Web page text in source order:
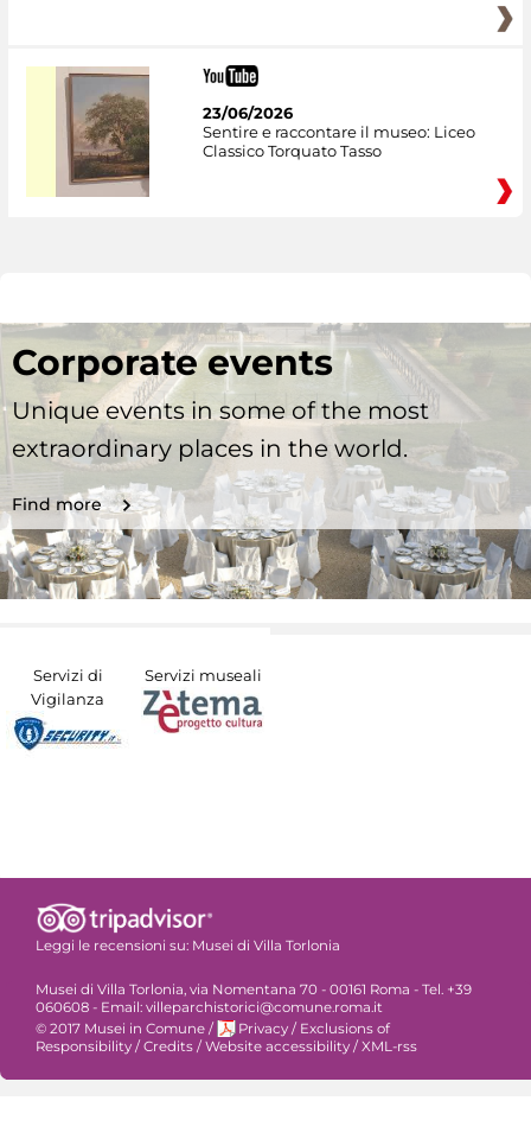
23/06/2026
Sentire e raccontare il museo: Liceo
Classico Torquato Tasso
Corporate events
Unique events in some of the most
extraordinary places in the world.
Find more
Servizi di
Vigilanza
Servizi museali
Leggi le recensioni su: Musei di Villa Torlonia
Musei di Villa Torlonia, via Nomentana 70 - 00161 Roma - Tel. +39
060608 - Email: villeparchistorici@comune.roma.it
© 2017 Musei in Comune / Privacy / Exclusions of
Responsibility / Credits / Website accessibility / XML-rss